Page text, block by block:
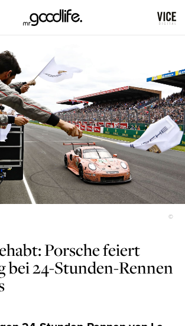
©
Porsche feiert
bei 24-Stunden-Rennen